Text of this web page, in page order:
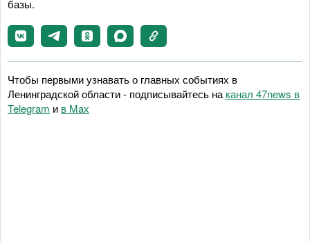
базы.
Чтобы первыми узнавать о главных событиях в
Ленинградской области - подписывайтесь на канал 47news в
Telegram и в Maх